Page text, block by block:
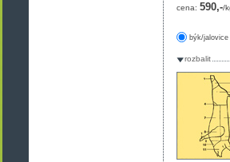
cena: 590,-/
býk/jalovice
rozbalit